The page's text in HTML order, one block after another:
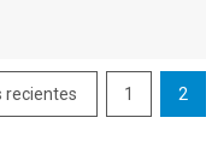
recientesAnterior1 2